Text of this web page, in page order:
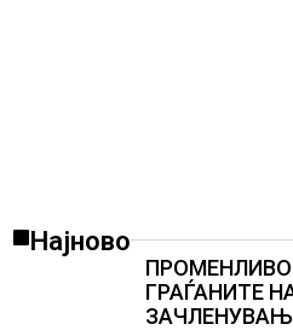
Најново
ГРАЃАНИТЕ